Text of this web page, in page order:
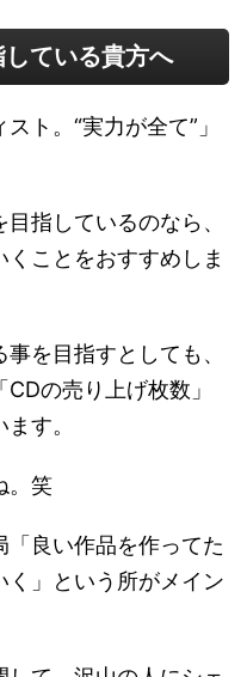
ている貴方へ
ト。“実力が全て”」
指しているのなら、
ことをおすすめしま
を目指すとしても、
の売り上げ枚数」
す。
。笑
良い作品を作ってた
く」という所がメイン